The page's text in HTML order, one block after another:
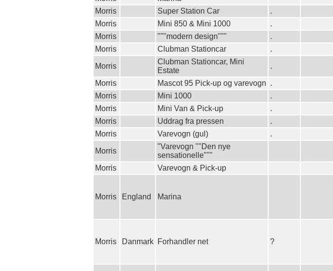
Morris
Super Station Car .
Morris
Mini 850 & Mini 1000 .
Morris
"""modern design""" .
Morris
Clubman Stationcar .
Morris
Clubman Stationcar, Mini
Estate
.
Morris Mascot 95 Pick-up og varevogn .
Morris
Mini 1000 .
Morris
Mini Van & Pick-up .
Morris
Uddrag fra pressen .
Morris
Varevogn (gul) .
Morris
"Varevogn ""Den nye
sensationelle"""
Morris Varevogn & Pick-up
Morris England Marina
Morris Danmark Forhandler net ?